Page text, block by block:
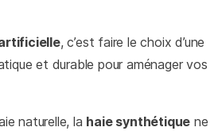
, c’est faire le choix d’une
et durable pour aménager vos
naturelle, la haie synthétique ne